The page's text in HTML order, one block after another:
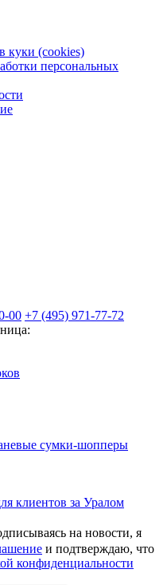
куки (cookies)
персональных
00 +7 (495) 971-77-72
сумки-шопперы
клиентов за Уралом
на новости, я
и подтверждаю, что
конфиденциальности